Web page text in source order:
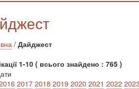
/ Дайджест
1-10 ( всього знайдено : 765 )
2017 2018 2019 2020 2021 2022